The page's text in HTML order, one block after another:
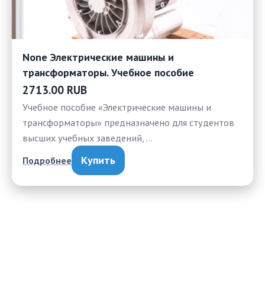
None Электрические машины и
трансформаторы. Учебное пособие
2713.00 RUB
Учебное пособие «Электрические машины и
трансформаторы» предназначено для студентов
высших учебных заведений, …
Подробнее Купить